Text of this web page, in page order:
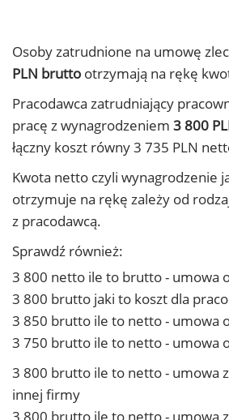
Osoby zatrudnione na umowę
PLN brutto otrzymają na rękę
Pracodawca zatrudniający
pracę z wynagrodzeniem 3 800
łączny koszt równy 3 735 PLN
Kwota netto czyli wynagrodzenie
otrzymuje na rękę zależy od
z pracodawcą.
Sprawdź również:
3 800 netto ile to brutto - umowa
3 800 brutto jaki to koszt dla
3 850 brutto ile to netto - umowa
3 750 brutto ile to netto - umowa
3 800 brutto ile to netto - umowa
innej firmy